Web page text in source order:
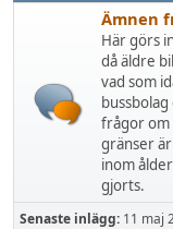
Ämnen
Här görs
då äldre
vad som
frågor om
gränser
inom
gjorts.
Senaste inlägg: 11 maj